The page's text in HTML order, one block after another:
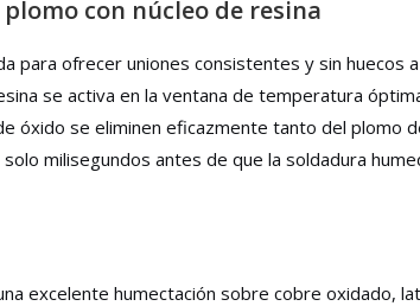
con núcleo de resina
para ofrecer uniones consistentes y sin huecos
se activa en la ventana de temperatura
óxido se eliminen eficazmente tanto del plomo
milisegundos antes de que la soldadura
excelente humectación sobre cobre oxidado,